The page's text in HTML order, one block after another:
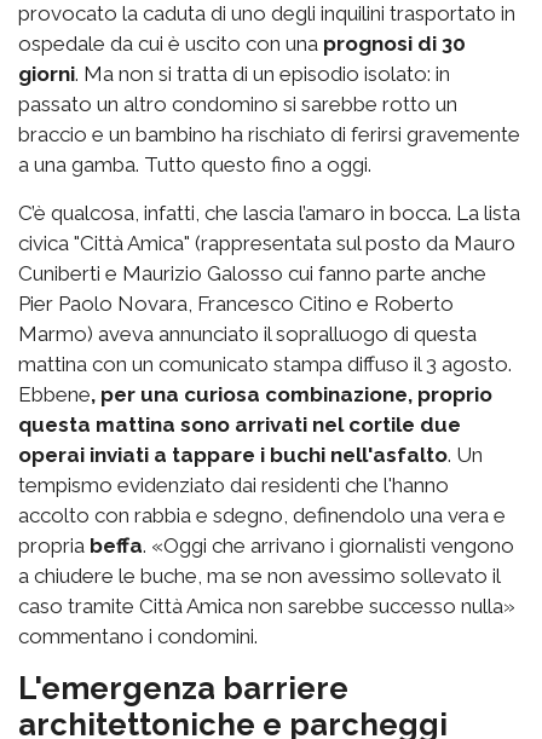
provocato la caduta di uno degli inquilini trasportato in
ospedale da cui è uscito con una prognosi di 30
giorni. Ma non si tratta di un episodio isolato: in
passato un altro condomino si sarebbe rotto un
braccio e un bambino ha rischiato di ferirsi gravemente
a una gamba. Tutto questo fino a oggi.
C’è qualcosa, infatti, che lascia l’amaro in bocca. La lista
civica "Città Amica" (rappresentata sul posto da Mauro
Cuniberti e Maurizio Galosso cui fanno parte anche
Pier Paolo Novara, Francesco Citino e Roberto
Marmo) aveva annunciato il sopralluogo di questa
mattina con un comunicato stampa diffuso il 3 agosto.
Ebbene, per una curiosa combinazione, proprio
questa mattina sono arrivati nel cortile due
operai inviati a tappare i buchi nell'asfalto. Un
tempismo evidenziato dai residenti che l'hanno
accolto con rabbia e sdegno, definendolo una vera e
propria beffa. «Oggi che arrivano i giornalisti vengono
a chiudere le buche, ma se non avessimo sollevato il
caso tramite Città Amica non sarebbe successo nulla»
commentano i condomini.
L'emergenza barriere
architettoniche e parcheggi